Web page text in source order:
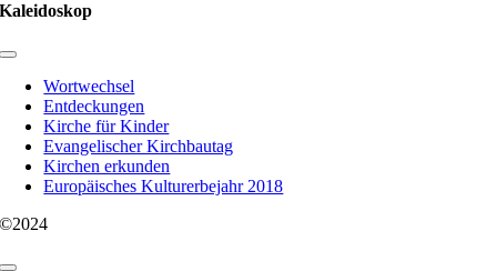
Kaleidoskop
Toggle
NavigationWortwechsel
Entdeckungen
Kirche für Kinder
Evangelischer Kirchbautag
Kirchen erkunden
Europäisches Kulturerbejahr 2018
©2024